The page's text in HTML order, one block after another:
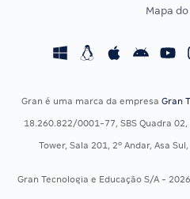
Concursos Fiscais
Residência Multiprofissional
Mapa
Gran é uma marca da empresa Gran
18.260.822/0001-77, SBS Quadra
Tower, Sala 201, 2º Andar, Asa
Gran Tecnologia e Educação S/A -